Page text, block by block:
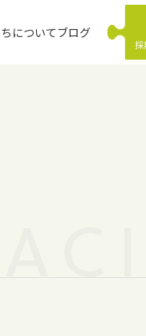
についてブログ
採